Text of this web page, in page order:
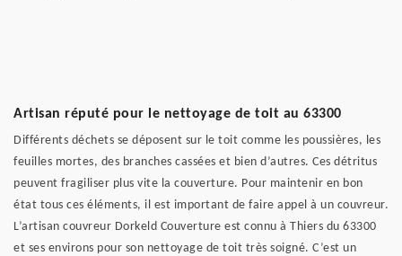
Artisan réputé pour le nettoyage de toit au 63300
Différents déchets se déposent sur le toit comme les poussières, les
feuilles mortes, des branches cassées et bien d’autres. Ces détritus
peuvent fragiliser plus vite la couverture. Pour maintenir en bon
état tous ces éléments, il est important de faire appel à un couvreur.
L’artisan couvreur Dorkeld Couverture est connu à Thiers du 63300
et ses environs pour son nettoyage de toit très soigné. C’est un